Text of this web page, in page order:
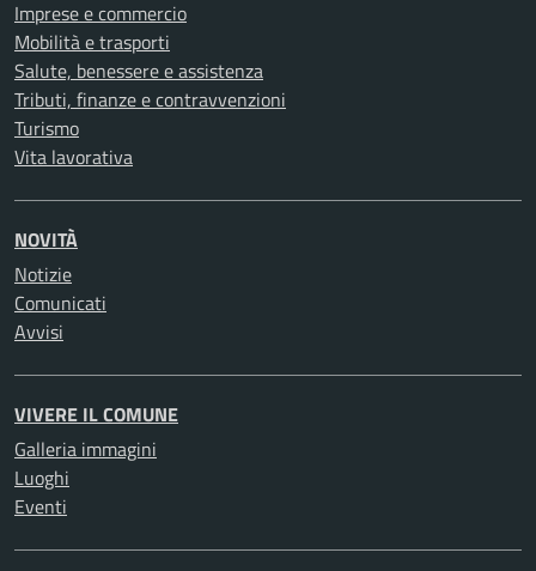
Imprese e commercio
Mobilità e trasporti
Salute, benessere e assistenza
Tributi, finanze e contravvenzioni
Turismo
Vita lavorativa
NOVITÀ
Notizie
Comunicati
Avvisi
VIVERE IL COMUNE
Galleria immagini
Luoghi
Eventi